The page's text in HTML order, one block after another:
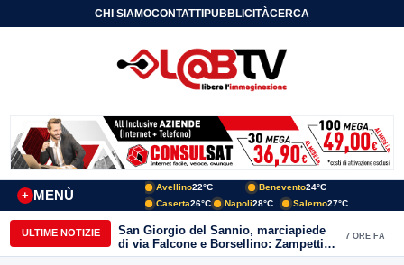
CHI SIAMOCONTATTIPUBBLICITÀCERCA
MENÙ
+
Avellino22°C Benevento24°C
Caserta26°C Napoli28°C Salerno27°C
ULTIME NOTIZIE
San Giorgio del Sannio, marciapiede
di via Falcone e Borsellino: Zampetti e
Lombardi replicano alle polemiche
7 ORE FA